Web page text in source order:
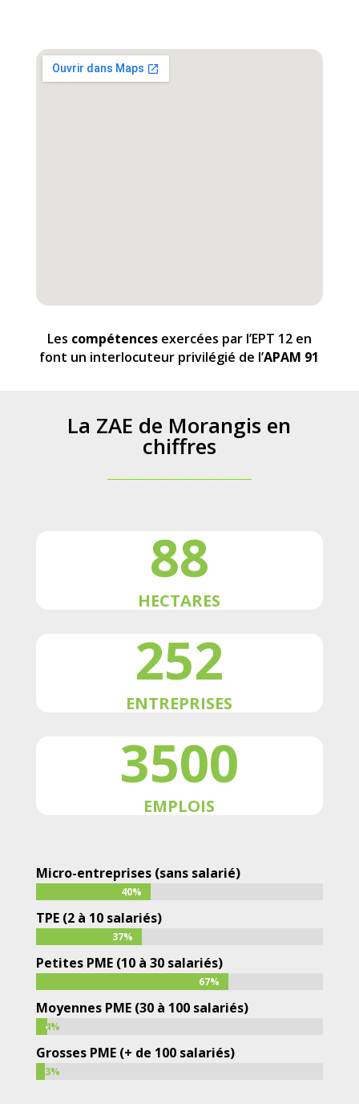
Les compétencesexercées par l’EPT 12 en
font un interlocuteur privilégié de l’APAM 91
La ZAE de Morangis en
chiffres
88
HECTARES
252
ENTREPRISES
3500
EMPLOIS
Micro-entreprises (sans salarié)
40%
40%
TPE (2 à 10 salariés)
37%
37%
Petites PME (10 à 30 salariés)
67%
67%
Moyennes PME (30 à 100 salariés)
4%
4%
Grosses PME (+ de 100 salariés)
3%
3%